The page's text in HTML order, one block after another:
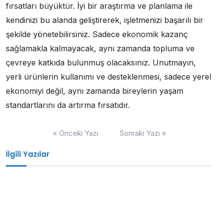
fırsatları büyüktür. İyi bir araştırma ve planlama ile
kendinizi bu alanda geliştirerek, işletmenizi başarılı bir
şekilde yönetebilirsiniz. Sadece ekonomik kazanç
sağlamakla kalmayacak, aynı zamanda topluma ve
çevreye katkıda bulunmuş olacaksınız. Unutmayın,
yerli ürünlerin kullanımı ve desteklenmesi, sadece yerel
ekonomiyi değil, aynı zamanda bireylerin yaşam
standartlarını da artırma fırsatıdır.
« Önceki Yazı Sonraki Yazı »
İlgili Yazılar